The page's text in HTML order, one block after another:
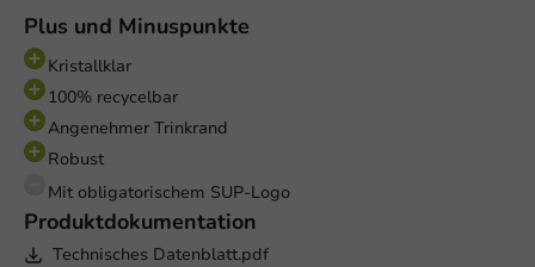
Plus und Minuspunkte
Kristallklar
100% recycelbar
Angenehmer Trinkrand
Robust
Mit obligatorischem SUP-Logo
Produktdokumentation
Technisches Datenblatt.pdf